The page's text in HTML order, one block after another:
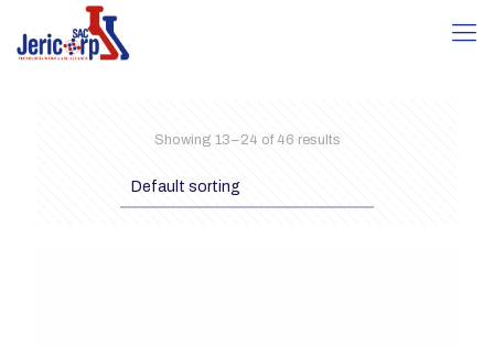
Showing 13–24 of 46 results